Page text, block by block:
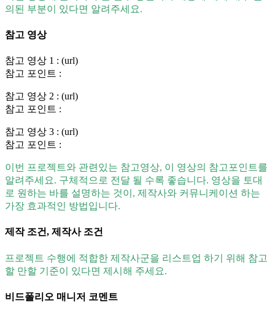
의된 부분이 있다면 알려주세요.
참고 영상
참고 영상 1 : (url)
참고 포인트 :
참고 영상 2 : (url)
참고 포인트 :
참고 영상 3 : (url)
참고 포인트 :
이번 프로젝트와 관련있는 참고영상, 이 영상의 참고포인트를
알려주세요. 구체적으로 전달 될 수록 좋습니다. 영상을 토대
로 원하는 바를 설명하는 것이, 제작사와 커뮤니케이션 하는
가장 효과적인 방법입니다.
제작 조건, 제작사 조건
프로젝트 수행에 적합한 제작사군을 리스트업 하기 위해 참고
할 만할 기준이 있다면 제시해 주세요.
비드폴리오 매니저 코멘트